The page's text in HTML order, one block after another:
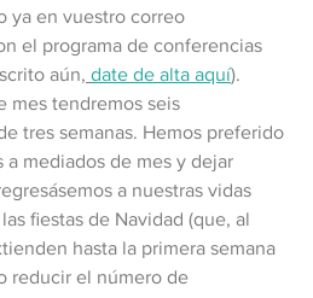
ya en vuestro correo
el programa de conferencias
aún, date de alta aquí).
mes tendremos seis
tres semanas. Hemos preferido
mediados de mes y dejar
a nuestras vidas
fiestas de Navidad (que, al
hasta la primera semana
reducir el número de